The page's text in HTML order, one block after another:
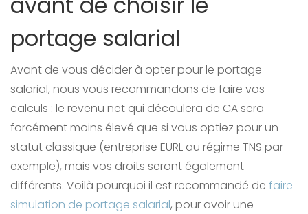
portage salarial
Avant de vous décider à opter pour le portage
salarial, nous vous recommandons de faire vos
calculs : le revenu net qui découlera de CA sera
forcément moins élevé que si vous optiez pour un
statut classique (entreprise EURL au régime TNS par
exemple), mais vos droits seront également
différents. Voilà pourquoi il est recommandé de faire
simulation de portage salarial, pour avoir une